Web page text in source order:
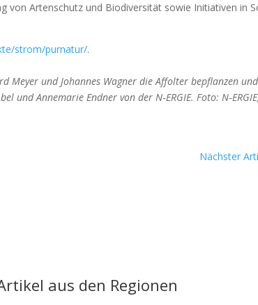
von Arten­schutz und Bio­di­ver­si­tät sowie Initia­ti­ven in
strom/purnatur/.
Mey­er und Johan­nes Wag­ner die Affol­ter bepflan­zen
Anne­ma­rie End­ner von der N‑ERGIE. Foto: N‑ERGIE,
Nächster
aus den Regionen